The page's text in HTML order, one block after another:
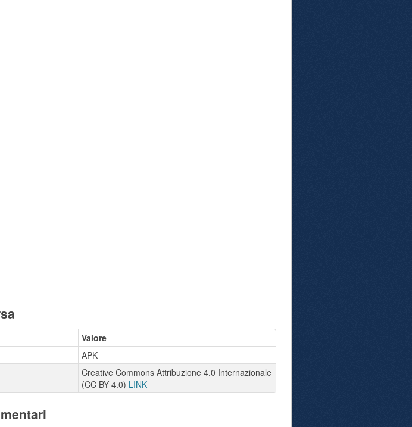
Valore
APK
Creative Commons Attribuzione 4.0 Internazionale
(CC BY 4.0) LINK